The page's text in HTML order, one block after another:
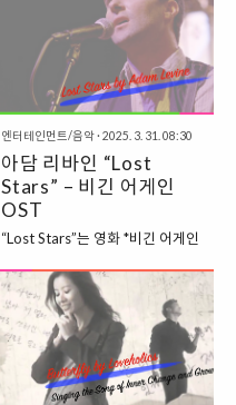
엔터테인먼트/음악· 2025. 3. 31. 08:30
아담 리바인 “Lost
Stars” – 비긴 어게인
OST
“Lost Stars”는 영화 *비긴 어게인
나로, 아담 리바인(Adam Levine)
의 감미롭고 깊은 목소리가 돋보이
는 곡이다. 이 곡은 영화의 중요한
감정적 순간에 등장하며, 주인공들
이 각자의 꿈과 갈등을 직면하는 여
정을 표현하는 중요한 역할을 한